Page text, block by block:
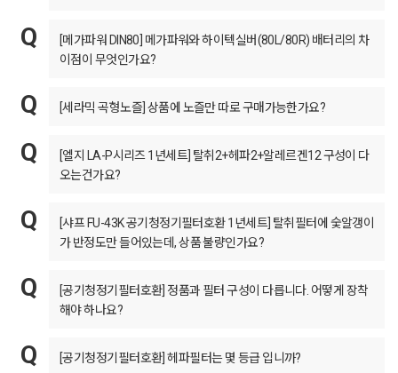
[메가파워 DIN80] 메가파워와 하이텍실버(80L/80R) 배터리의 차
이점이 무엇인가요?
[세라믹 곡형노즐] 상품에 노즐만 따로 구매가능한가요?
[엘지 LA-P시리즈 1년세트] 탈취2+헤파2+알레르겐12 구성이 다
오는건가요?
[샤프 FU-43K 공기청정기필터호환 1년세트] 탈취필터에 숯알갱이
가 반정도만 들어있는데, 상품 불량인가요?
[공기청정기필터호환] 정품과 필터 구성이 다릅니다. 어떻게 장착
해야 하나요?
[공기청정기필터호환] 헤파필터는 몇 등급 입니까?